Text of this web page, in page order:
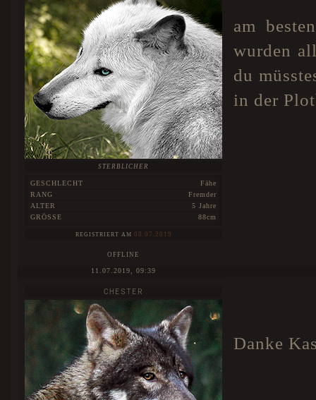
STERBLICHER
GESCHLECHT
Fähe
RANG
Fremder
ALTER
5 Jahre
GRÖSSE
88cm
REGISTRIERT AM 08.07.2019
OFFLINE
am
wurden
du
in der
11.07.2019, 09:39
CHESTER
Danke